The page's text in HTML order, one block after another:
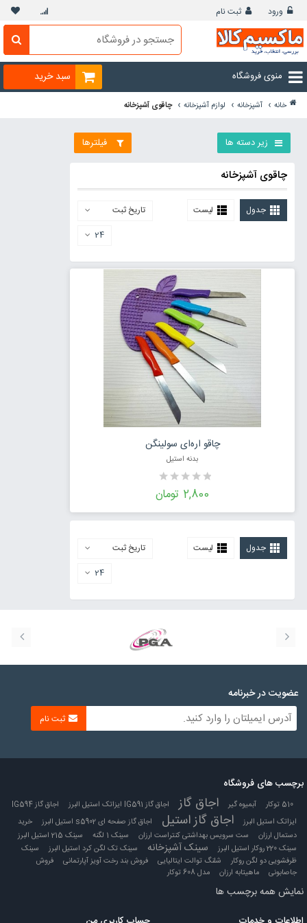
ورود ثبت نام
سبد خرید منوی فروشگاه
خانه › آشپزخانه › لوازم آشپزخانه › چاقوی آشپزخانه
زیر دسته ها فیلترها
چاقوی آشپزخانه
جدول لیست
تاریخ ثبت
24
چاقو اره‌ای سولینگن
بدنه استیل
2,800 تومان
جدول لیست
تاریخ ثبت
24
عضویت در خبرنامه
ثبت نام
برچسب های فروشگاه
510 توکار آبمیوه گیر اجاق گاز اجاق گاز IG591 ایزاتک استیل البرز
اجاق گاز IG594
ایزاتک استیل البرز
اجاق گاز استیل اجاق گاز صفحه ای s5902 استیل البرز
خرید
دستمال ارزان
ست سرویس بهداشتی کنتراست ارزان سینک 1 لگنه
سینک 215 استیل البرز
سینک 220 روکار استیل البرز
سینک آشپزخانه سینک تک لگن کرد استیل البرز
سینک
ظرفشویی دو لگن روکار
شلنگ توالت ایتالیایی فروش بند رخت آویز آپارتمانی
فروش
جاصابونی
ماهیتابه ارزان مدل 608 توکار
نمایش همه برچسب ها